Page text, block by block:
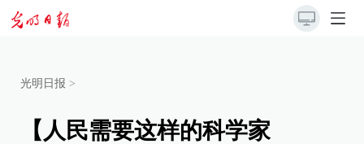
光明日报 >
【人民需要这样的科学家